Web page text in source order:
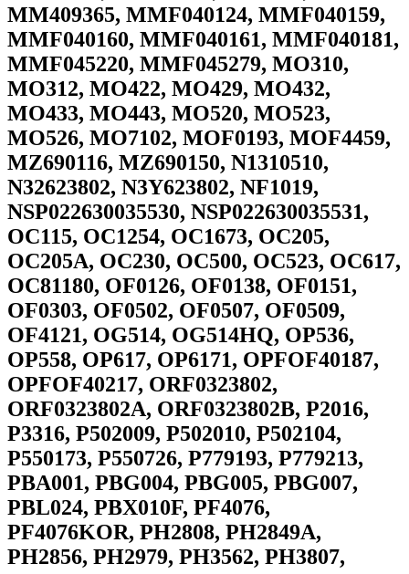
MM409365, MMF040124, MMF040159,
MMF040160, MMF040161, MMF040181,
MMF045220, MMF045279, MO310,
MO312, MO422, MO429, MO432,
MO433, MO443, MO520, MO523,
MO526, MO7102, MOF0193, MOF4459,
MZ690116, MZ690150, N1310510,
N32623802, N3Y623802, NF1019,
NSP022630035530, NSP022630035531,
OC115, OC1254, OC1673, OC205,
OC205A, OC230, OC500, OC523, OC617,
OC81180, OF0126, OF0138, OF0151,
OF0303, OF0502, OF0507, OF0509,
OF4121, OG514, OG514HQ, OP536,
OP558, OP617, OP6171, OPFOF40187,
OPFOF40217, ORF0323802,
ORF0323802A, ORF0323802B, P2016,
P3316, P502009, P502010, P502104,
P550173, P550726, P779193, P779213,
PBA001, PBG004, PBG005, PBG007,
PBL024, PBX010F, PF4076,
PF4076KOR, PH2808, PH2849A,
PH2856, PH2979, PH3562, PH3807,